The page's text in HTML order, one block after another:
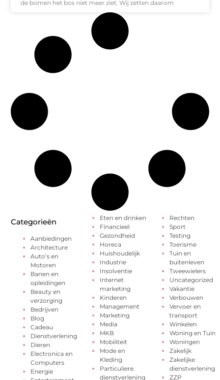
de bomen het bos niet meer ziet. Wij zetten daarom
Categorieën
Aanbiedingen
Architecture
Auto’s en
Motoren
Banen en
opleidingen
Beauty en
verzorging
Bedrijven
Blog
Cadeau
Dienstverlening
Dieren
Electronica en
Computers
Energie
Eten en drinken
Financieel
Gezondheid
Horeca
Huishoudelijk
Industrie
Insolventie
Internet
marketing
Kinderen
Management
Marketing
Media
MKB
Mobiliteit
Mode en
Kleding
Particuliere
dienstverlening
Rechten
Sport
Testing
Toerisme
Tuin en
buitenleven
Tweewielers
Uncategorized
Vakantie
Verbouwen
Vervoer en
transport
Winkelen
Woning en Tuin
Woningen
Zakelijk
Zakelijke
dienstverlening
ZZP